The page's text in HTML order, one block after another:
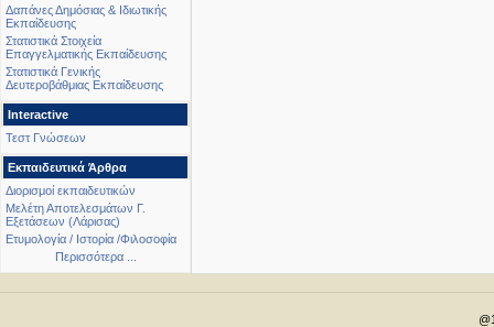
Δαπάνες Δημόσιας & Ιδιωτικής
Εκπαίδευσης
Στατιστικά Στοιχεία
Επαγγελματικής Εκπαίδευσης
Στατιστικά Γενικής
Δευτεροβάθμιας Εκπαίδευσης
Interactive
Τεστ Γνώσεων
Εκπαιδευτικά Άρθρα
Διορισμοί εκπαιδευτικών
Μελέτη Αποτελεσμάτων Γ.
Εξετάσεων (Λάρισας)
Ετυμολογία / Ιστορία /Φιλοσοφία
Περισσότερα ...